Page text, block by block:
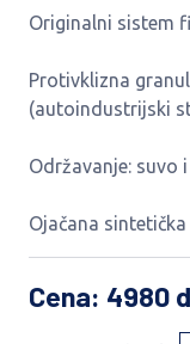
Originalni sistem
Protivklizna
(autoindustrijski
Održavanje: suvo
Ojačana
Cena: 4980